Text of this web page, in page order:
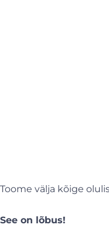
Toome välja kõige
See on lõbus!